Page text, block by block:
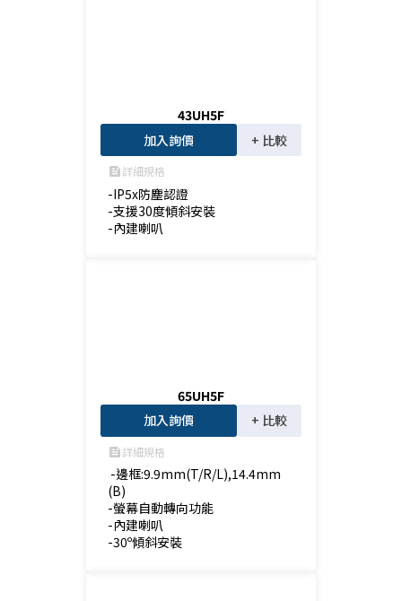
43UH5F
加入詢價
+ 比較
feed詳細規格
-IP5x防塵認證
-支援30度傾斜安裝
-內建喇叭
65UH5F
加入詢價
+ 比較
feed詳細規格
-邊框:9.9mm(T/R/L),14.4mm
(B)
-螢幕自動轉向功能
-內建喇叭
-30º傾斜安裝